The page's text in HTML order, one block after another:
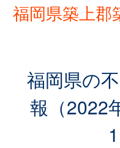
福岡県築上郡
福岡県の
報（2022